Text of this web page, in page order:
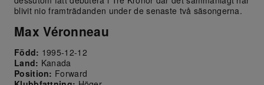
blivit nio framträdanden under de senaste två säsongerna.
Max Véronneau
Född: 1995-12-12
Land: Kanada
Position: Forward